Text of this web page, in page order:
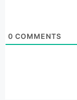
0 COMMENTS